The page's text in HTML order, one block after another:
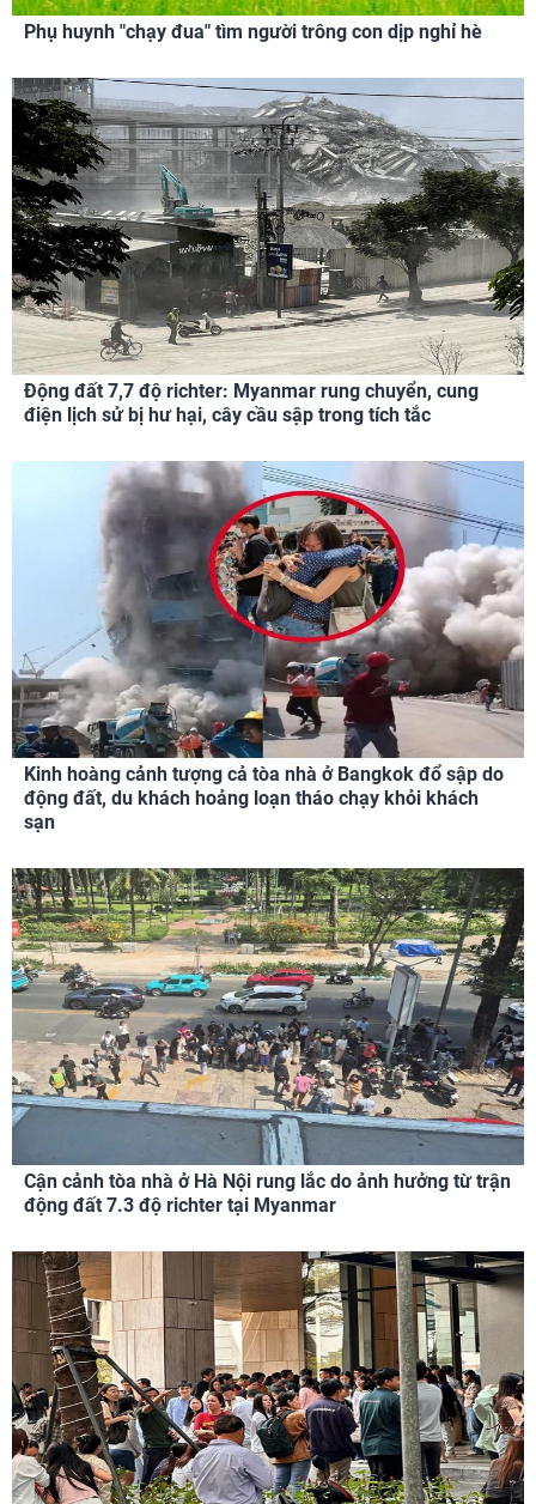
Phụ huynh "chạy đua" tìm người trông con dịp nghỉ hè
Động đất 7,7 độ richter: Myanmar rung chuyển, cung
điện lịch sử bị hư hại, cây cầu sập trong tích tắc
Kinh hoàng cảnh tượng cả tòa nhà ở Bangkok đổ sập do
động đất, du khách hoảng loạn tháo chạy khỏi khách
sạn
Cận cảnh tòa nhà ở Hà Nội rung lắc do ảnh hưởng từ trận
động đất 7.3 độ richter tại Myanmar